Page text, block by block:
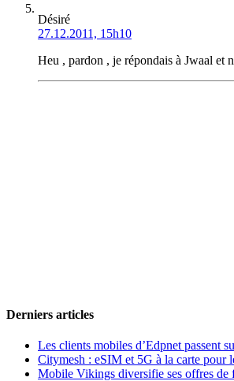
Désiré
27.12.2011, 15h10
Heu , pardon , je répondais à Jwaal et
Derniers articles
Les clients mobiles d’Edpnet passent
Citymesh : eSIM et 5G à la carte pour
Mobile Vikings diversifie ses offres de